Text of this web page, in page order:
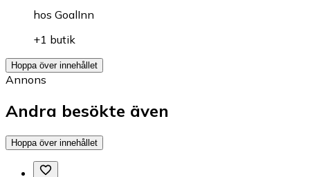
hos GoalInn
+1 butik
Hoppa över innehållet
Annons
Andra besökte även
Hoppa över innehållet